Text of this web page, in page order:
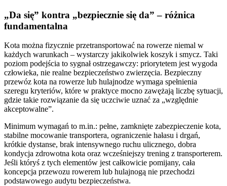
„Da się” kontra „bezpiecznie się da” – różnica
fundamentalna
Kota można fizycznie przetransportować na rowerze niemal w
każdych warunkach – wystarczy jakikolwiek koszyk i smycz. Taki
poziom podejścia to sygnał ostrzegawczy: priorytetem jest wygoda
człowieka, nie realne bezpieczeństwo zwierzęcia. Bezpieczny
przewóz kota na rowerze lub hulajnodze wymaga spełnienia
szeregu kryteriów, które w praktyce mocno zawężają liczbę sytuacji,
gdzie takie rozwiązanie da się uczciwie uznać za „względnie
akceptowalne”.
Minimum wymagań to m.in.: pełne, zamknięte zabezpieczenie kota,
stabilne mocowanie transportera, ograniczenie hałasu i drgań,
krótkie dystanse, brak intensywnego ruchu ulicznego, dobra
kondycja zdrowotna kota oraz wcześniejszy trening z transporterem.
Jeśli któryś z tych elementów jest całkowicie pomijany, cała
koncepcja przewozu rowerem lub hulajnogą nie przechodzi
podstawowego audytu bezpieczeństwa.